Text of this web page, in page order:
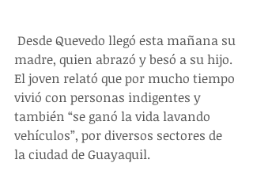
madre, quien abrazó y besó a su hijo.
El joven relató que por mucho tiempo
vivió con personas indigentes y
también “se ganó la vida lavando
vehículos”, por diversos sectores de
la ciudad de Guayaquil.